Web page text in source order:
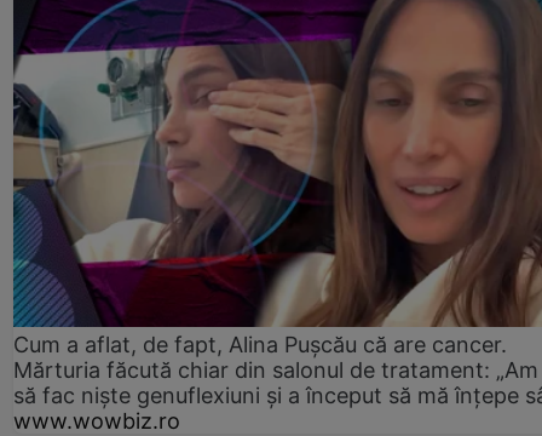
Cum a aflat, de fapt, Alina Pușcău că are cancer.
Mărturia făcută chiar din salonul de tratament:
să fac niște genuflexiuni și a început să mă înțepe
www.wowbiz.ro